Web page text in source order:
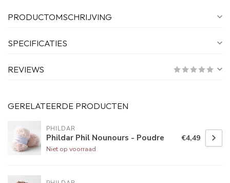
PRODUCTOMSCHRIJVING
SPECIFICATIES
REVIEWS
GERELATEERDE PRODUCTEN
PHILDAR
Phildar Phil Nounours - Poudre
Niet op voorraad
€4,49